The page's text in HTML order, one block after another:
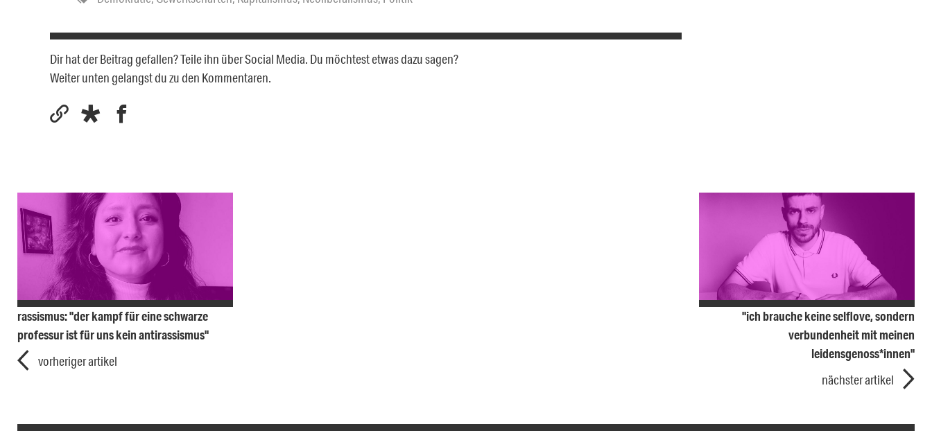
Dir hat der Beitrag gefallen? Teile ihn über Social Media. Du möchtest etwas dazu sagen?
Weiter unten gelangst du zu den Kommentaren.
rassismus: "der kampf für eine schwarze
professur ist für uns kein antirassismus"
vorheriger artikel
"ich brauche keine selflove, sondern
verbundenheit mit meinen
leidensgenoss*innen"
nächster artikel